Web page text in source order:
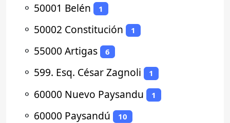
⚬ 50001 Belén 1
⚬ 50002 Constitución 1
⚬ 55000 Artigas 6
⚬ 599. Esq. César Zagnoli 1
⚬ 60000 Nuevo Paysandu 1
⚬ 60000 Paysandú 10